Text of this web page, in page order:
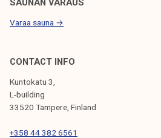
j
i
a
SAUNAN VARAUS
Varaa sauna →
CONTACT INFO
Kuntokatu 3,
L-building
33520 Tampere, Finland
+358 44 382 6561